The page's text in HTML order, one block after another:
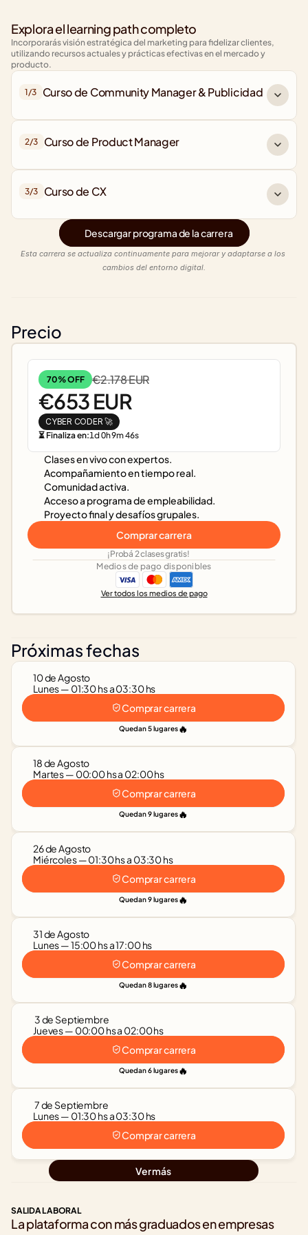
Explora el learning path completo
Incorporarás visión estratégica del marketing para fidelizar clientes,
utilizando recursos actuales y prácticas efectivas en el mercado y
producto.
1/3 Curso de Community Manager & Publicidad
2/3 Curso de Product Manager
3/3 Curso de CX
Descargar programa de la carrera
Esta carrera se actualiza continuamente para mejorar y adaptarse a los
cambios del entorno digital.
Precio
Clases en vivo con expertos.
Acompañamiento en tiempo real.
Comunidad activa.
Acceso a programa de empleabilidad.
Proyecto final y desafíos grupales.
Comprar carrera
70% OFF €2.178 EUR
€653 EUR
CYBER CODER 🚀
⏳ Finaliza en:1d0h9m46s
¡Probá 2 clases gratis!
Medios de pago disponibles
Ver todos los medios de pago
Próximas fechas
10 de Agosto
Lunes — 01:30 hs a 03:30 hs
Quedan 5 lugares🔥
Comprar carrera
18 de Agosto
Martes — 00:00 hs a 02:00 hs
Quedan 9 lugares🔥
Comprar carrera
26 de Agosto
Miércoles — 01:30 hs a 03:30 hs
Quedan 9 lugares🔥
Comprar carrera
31 de Agosto
Lunes — 15:00 hs a 17:00 hs
Quedan 8 lugares🔥
Comprar carrera
3 de Septiembre
Jueves — 00:00 hs a 02:00 hs
Quedan 6 lugares🔥
Comprar carrera
7 de Septiembre
Lunes — 01:30 hs a 03:30 hs
Comprar carrera
Ver más
SALIDA LABORAL
La plataforma con más graduados en empresas